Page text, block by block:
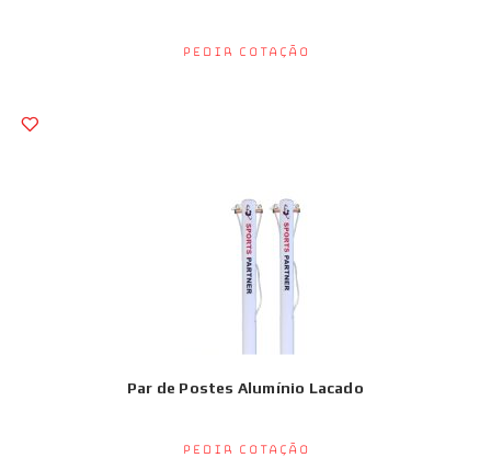
Pedir Cotação
Par de Postes Alumínio Lacado
Pedir Cotação